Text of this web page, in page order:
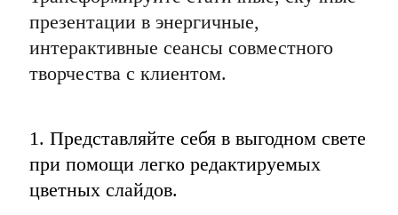
презентации в энергичные,
интерактивные сеансы совместного
творчества с клиентом.
1. Представляйте себя в выгодном свете
при помощи легко редактируемых
цветных слайдов.